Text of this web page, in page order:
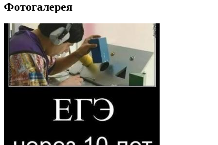
Фотогалерея